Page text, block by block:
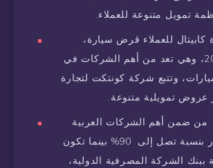
تمويل متنوعة للعملاء.
للعملاء قرض سيارة،
أسست عام 2001، وهي تعد من أهم الشركات في
وتتبع شركة كونتكت لتجارة
عروض تمويلية متنوعة.
ضمن أهم الشركات العربية
الخاصة للاستثمار بنسبة تصل إلى 90% بينما تكون
خاصة ببنك الشركة المصرفية الدولية،